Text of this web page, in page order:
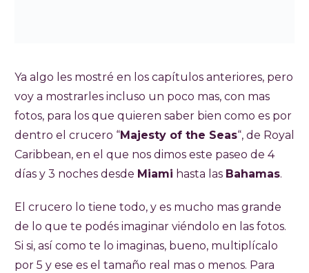
Ya algo les mostré en los capítulos anteriores, pero
voy a mostrarles incluso un poco mas, con mas
fotos, para los que quieren saber bien como es por
dentro el crucero “Majesty of the Seas“, de Royal
Caribbean, en el que nos dimos este paseo de 4
días y 3 noches desde Miami hasta las Bahamas.
El crucero lo tiene todo, y es mucho mas grande
de lo que te podés imaginar viéndolo en las fotos.
Si si, así como te lo imaginas, bueno, multiplícalo
por 5 y ese es el tamaño real mas o menos. Para